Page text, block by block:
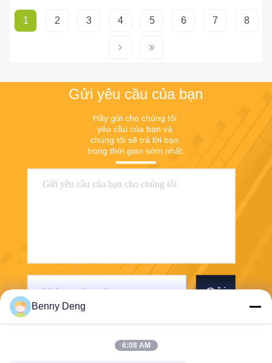
1 2 3 4 5 6 7 8
Gửi yêu cầu của bạn
Hãy gửi cho chúng tôi
yêu cầu của bạn và
chúng tôi sẽ trả lời bạn
trong thời gian sớm nhất.
Gửi
Benny Deng
6:08 AM